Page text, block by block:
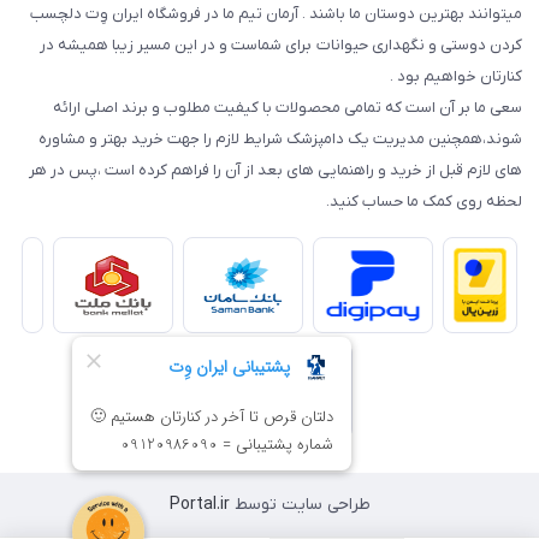
میتوانند بهترین دوستان ما باشند . آرمان تیم ما در فروشگاه ایران وِت دلچسب
کردن دوستی و نگهداری حیوانات برای شماست و در این مسیر زیبا همیشه در
کنارتان خواهیم بود .
سعی ما بر آن است که تمامی محصولات با کیفیت مطلوب و برند اصلی ارائه
شوند،همچنین مدیریت یک دامپزشک شرایط لازم را جهت خرید بهتر و مشاوره
های لازم قبل از خرید و راهنمایی های بعد از آن را فراهم کرده است ،پس در هر
لحظه روی کمک ما حساب کنید.
طراحی سایت توسطPortal.ir